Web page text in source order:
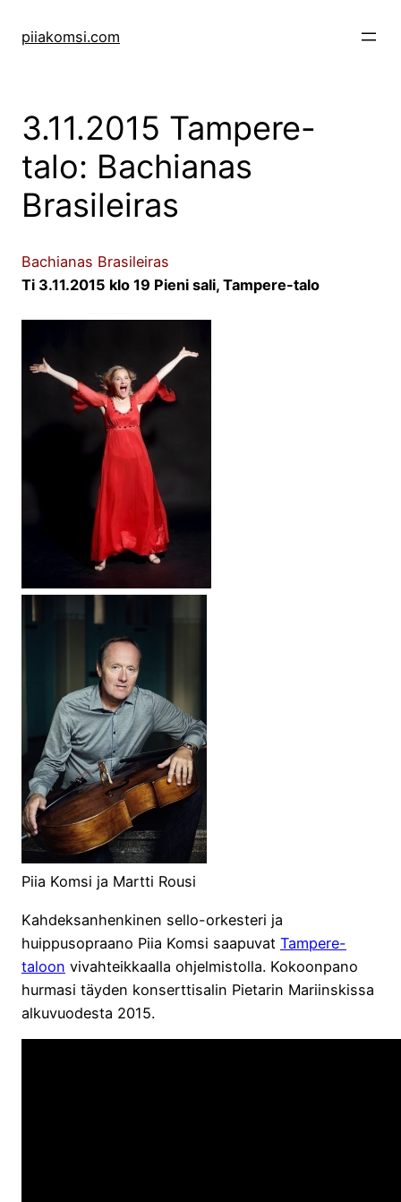
piiakomsi.com
3.11.2015 Tampere-
talo: Bachianas
Brasileiras
Bachianas Brasileiras
Ti 3.11.2015 klo 19 Pieni sali, Tampere-talo
Piia Komsi ja Martti Rousi
Kahdeksanhenkinen sello-orkesteri ja
huippusopraano Piia Komsi saapuvat Tampere-
taloon vivahteikkaalla ohjelmistolla. Kokoonpano
hurmasi täyden konserttisalin Pietarin Mariinskissa
alkuvuodesta 2015.